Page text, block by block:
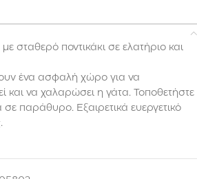
σταθερό ποντικάκι σε ελατήριο και
ένα ασφαλή χώρο για να
και να χαλαρώσει η γάτα. Τοποθετήστε
σε παράθυρο. Εξαιρετικά ευεργετικό